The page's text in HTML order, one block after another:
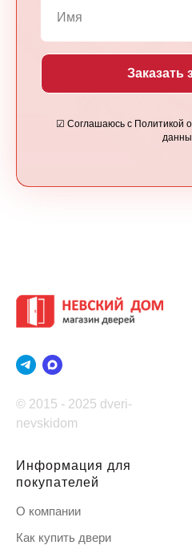
Заказать
☑ Соглашаюсь с Политикой
© 2015 - 2025 dveri-
nevskidom
Информация для
покупателей
О компании
Как купить двери